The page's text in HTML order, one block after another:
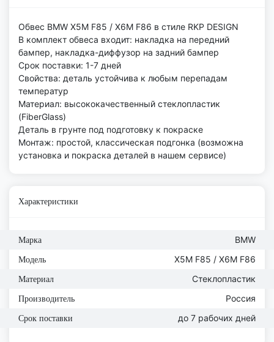
Обвес BMW X5M F85 / X6M F86 в стиле RKP DESIGN
В комплект обвеса входит: накладка на передний
бампер, накладка-диффузор на задний бампер
Срок поставки: 1-7 дней
Свойства: деталь устойчива к любым перепадам
температур
Материал: высококачественный стеклопластик
(FiberGlass)
Деталь в грунте под подготовку к покраске
Монтаж: простой, классическая подгонка (возможна
установка и покраска деталей в нашем сервисе)
Характеристики
Марка BMW
Модель X5M F85 / X6M F86
Материал Стеклопластик
Производитель Россия
Срок поставки до 7 рабочих дней